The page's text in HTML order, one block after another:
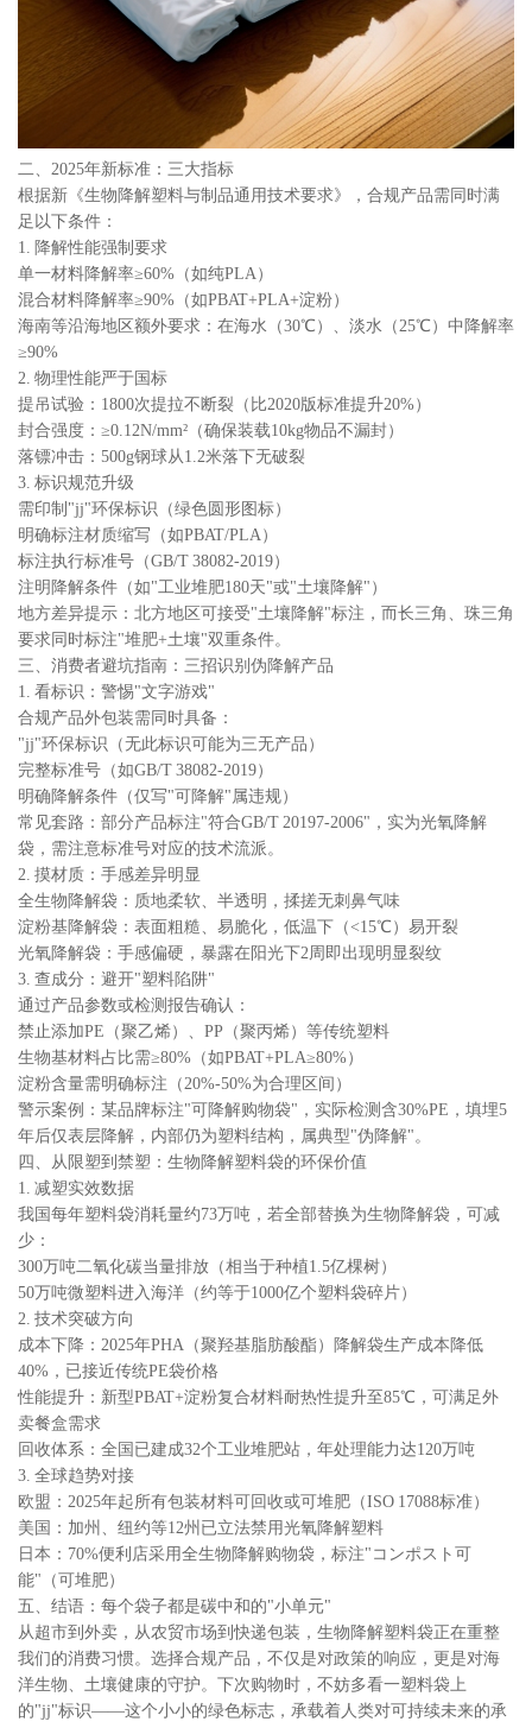
二、2025年新标准：三大指标
根据新《生物降解塑料与制品通用技术要求》，合规产品需同时满
足以下条件：
1. 降解性能强制要求
单一材料降解率≥60%（如纯PLA）
混合材料降解率≥90%（如PBAT+PLA+淀粉）
海南等沿海地区额外要求：在海水（30℃）、淡水（25℃）中降解率
≥90%
2. 物理性能严于国标
提吊试验：1800次提拉不断裂（比2020版标准提升20%）
封合强度：≥0.12N/mm²（确保装载10kg物品不漏封）
落镖冲击：500g钢球从1.2米落下无破裂
3. 标识规范升级
需印制"jj"环保标识（绿色圆形图标）
明确标注材质缩写（如PBAT/PLA）
标注执行标准号（GB/T 38082-2019）
注明降解条件（如"工业堆肥180天"或"土壤降解"）
地方差异提示：北方地区可接受"土壤降解"标注，而长三角、珠三角
要求同时标注"堆肥+土壤"双重条件。
三、消费者避坑指南：三招识别伪降解产品
1. 看标识：警惕"文字游戏"
合规产品外包装需同时具备：
"jj"环保标识（无此标识可能为三无产品）
完整标准号（如GB/T 38082-2019）
明确降解条件（仅写"可降解"属违规）
常见套路：部分产品标注"符合GB/T 20197-2006"，实为光氧降解
袋，需注意标准号对应的技术流派。
2. 摸材质：手感差异明显
全生物降解袋：质地柔软、半透明，揉搓无刺鼻气味
淀粉基降解袋：表面粗糙、易脆化，低温下（<15℃）易开裂
光氧降解袋：手感偏硬，暴露在阳光下2周即出现明显裂纹
3. 查成分：避开"塑料陷阱"
通过产品参数或检测报告确认：
禁止添加PE（聚乙烯）、PP（聚丙烯）等传统塑料
生物基材料占比需≥80%（如PBAT+PLA≥80%）
淀粉含量需明确标注（20%-50%为合理区间）
警示案例：某品牌标注"可降解购物袋"，实际检测含30%PE，填埋5
年后仅表层降解，内部仍为塑料结构，属典型"伪降解"。
四、从限塑到禁塑：生物降解塑料袋的环保价值
1. 减塑实效数据
我国每年塑料袋消耗量约73万吨，若全部替换为生物降解袋，可减
少：
300万吨二氧化碳当量排放（相当于种植1.5亿棵树）
50万吨微塑料进入海洋（约等于1000亿个塑料袋碎片）
2. 技术突破方向
成本下降：2025年PHA（聚羟基脂肪酸酯）降解袋生产成本降低
40%，已接近传统PE袋价格
性能提升：新型PBAT+淀粉复合材料耐热性提升至85℃，可满足外
卖餐盒需求
回收体系：全国已建成32个工业堆肥站，年处理能力达120万吨
3. 全球趋势对接
欧盟：2025年起所有包装材料可回收或可堆肥（ISO 17088标准）
美国：加州、纽约等12州已立法禁用光氧降解塑料
日本：70%便利店采用全生物降解购物袋，标注"コンポスト可
能"（可堆肥）
五、结语：每个袋子都是碳中和的"小单元"
从超市到外卖，从农贸市场到快递包装，生物降解塑料袋正在重整
我们的消费习惯。选择合规产品，不仅是对政策的响应，更是对海
洋生物、土壤健康的守护。下次购物时，不妨多看一塑料袋上
的"jj"标识——这个小小的绿色标志，承载着人类对可持续未来的承